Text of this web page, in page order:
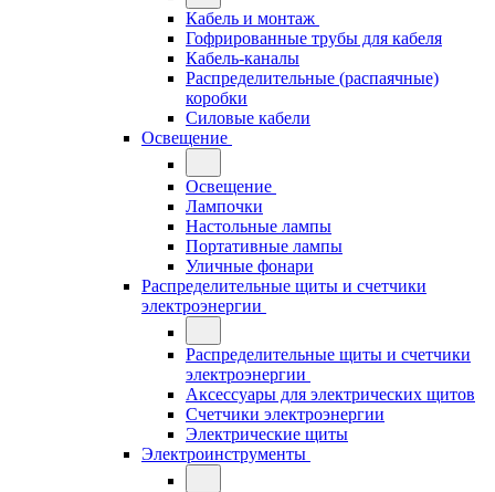
Кабель и монтаж
Гофрированные трубы для кабеля
Кабель-каналы
Распределительные (распаячные)
коробки
Силовые кабели
Освещение
Освещение
Лампочки
Настольные лампы
Портативные лампы
Уличные фонари
Распределительные щиты и счетчики
электроэнергии
Распределительные щиты и счетчики
электроэнергии
Аксессуары для электрических щитов
Счетчики электроэнергии
Электрические щиты
Электроинструменты